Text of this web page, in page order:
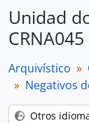
274 más...
Unidad
Arquivístico
Negativos
Otros